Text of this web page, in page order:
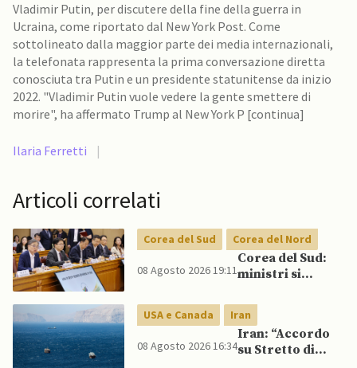
Vladimir Putin, per discutere della fine della guerra in
Ucraina, come riportato dal New York Post. Come
sottolineato dalla maggior parte dei media internazionali,
la telefonata rappresenta la prima conversazione diretta
conosciuta tra Putin e un presidente statunitense da inizio
2022. "Vladimir Putin vuole vedere la gente smettere di
morire", ha affermato Trump al New York P [continua]
Ilaria Ferretti |
Articoli correlati
Corea del Sud Corea del Nord
08 Agosto 2026 19:11
Corea del Sud:
ministri si
pubblicamente
su politica con il
Nord, mentre
Lee spinge per
USA e Canada Iran
08 Agosto 2026 16:34
Iran: “Accordo
su Stretto di